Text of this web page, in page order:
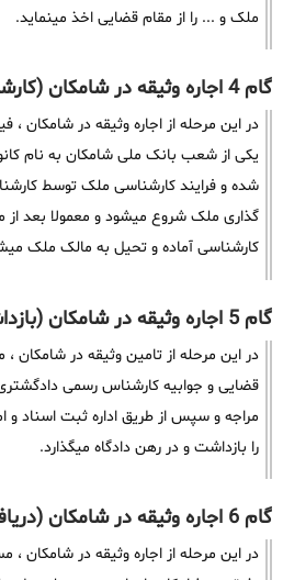
ملک و ... را از مقام قضایی اخذ مینماید.
گام 4 اجاره وثیقه در شامکان (کارشناسی ملک)
در این مرحله از اجاره وثیقه در شامکان
یکی از شعب بانک ملی شامکان به نام
شده و فرایند کارشناسی ملک توسط
کارشناسی آماده و تحیل به مالک ملک
گام 5 اجاره وثیقه در شامکان (بازداشت سند)
در این مرحله از تامین وثیقه در شامکان
قضایی و جوابیه کارشناس رسمی
مراجه و سپس از طریق اداره ثبت اسناد و
را بازداشت و در رهن دادگاه میگذارد.
گام 6 اجاره وثیقه در شامکان (دریافت نامه آزادی)
در این مرحله از اجاره وثیقه در شامکان